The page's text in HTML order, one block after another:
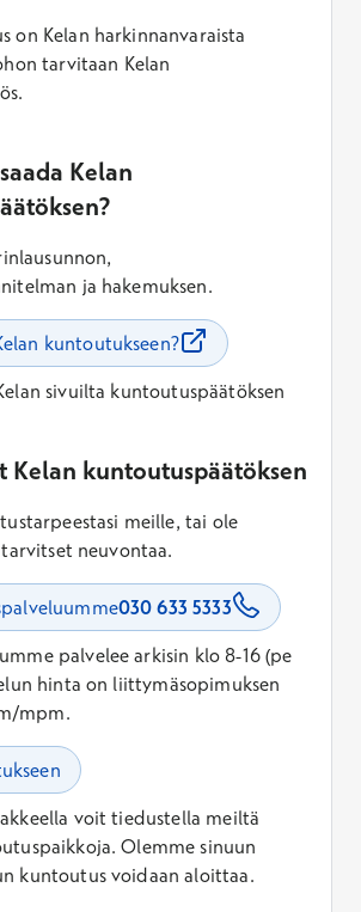
on Kelan harkinnanvaraista
tarvitaan Kelan
Kelan
ja hakemuksen.
kuntoutukseen?
sivuilta kuntoutuspäätöksen
Kelan kuntoutuspäätöksen
meille, tai ole
neuvontaa.
030 633 5333
palvelee arkisin klo 8-16 (pe
hinta on liittymäsopimuksen
mpm.
voit tiedustella meiltä
Olemme sinuun
kuntoutus voidaan aloittaa.